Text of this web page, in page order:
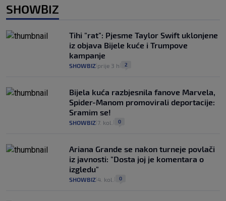
SHOWBIZ
Tihi "rat": Pjesme Taylor Swift uklonjene
iz objava Bijele kuće i Trumpove
kampanje
SHOWBIZ prije 3 h 2
Bijela kuća razbjesnila fanove Marvela,
Spider-Manom promovirali deportacije:
Sramim se!
SHOWBIZ 7. kol. 0
Ariana Grande se nakon turneje povlači
iz javnosti: "Dosta joj je komentara o
izgledu"
SHOWBIZ 4. kol. 0